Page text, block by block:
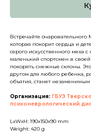
Встречайте
которая покорит сердца и
серого искусственного меха с
маленький спортсмен в
покорять снежные склоны.
другом для любого ребенка,
объятия, станет
Организация: ГБУЗ
психоневрологический
LxWxH: 190x150x90 mm
Weight: 420 g
Доставка и оплата
Политика